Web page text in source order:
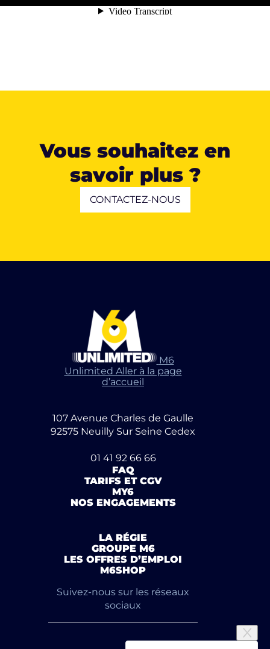
Vous souhaitez en
savoir plus ?
CONTACTEZ-NOUS
M6
Unlimited Aller à la page
d’accueil
107 Avenue Charles de Gaulle
92575 Neuilly Sur Seine Cedex
01 41 92 66 66
FAQ
TARIFS ET CGV
MY6
NOS ENGAGEMENTS
LA RÉGIE
GROUPE M6
LES OFFRES D’EMPLOI
M6SHOP
Suivez-nous sur les réseaux
sociaux